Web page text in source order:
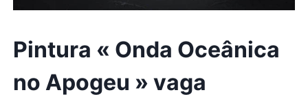
Pintura « Onda Oceânica
no Apogeu » vaga